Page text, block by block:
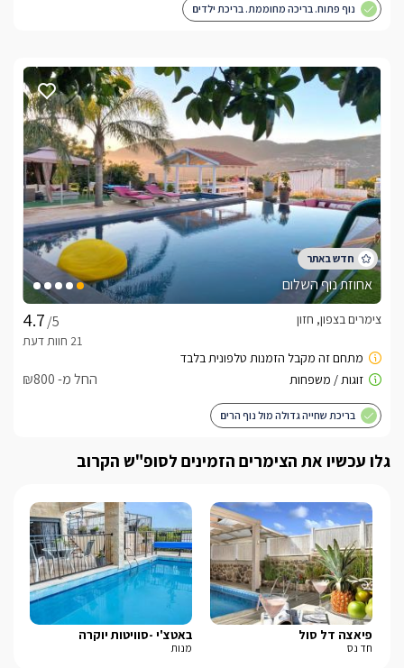
נוף פתוח. בריכה מחוממת. בריכת ילדים
אחוזת נוף השלום
/5
צימרים בצפון, חזון
החל מ- ₪800
בריכת שחייה גדולה מול נוף הרים
גלו עכשיו את הצימרים הזמינים לסופ"ש הקרוב
פיאצה דל סול
חד נס
באטצ'י -סוויטות יוקרה
מנות